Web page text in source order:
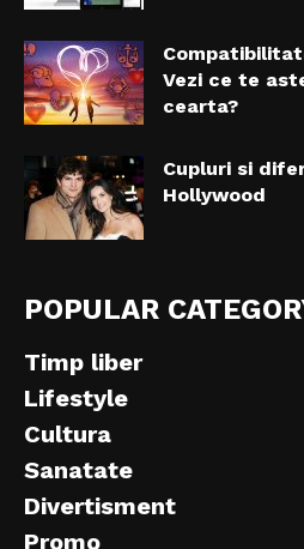
Vezi ce te
cearta?
Cupluri si
Hollywood
POPULAR
Timp liber
Lifestyle
Cultura
Sanatate
Divertisment
Promo